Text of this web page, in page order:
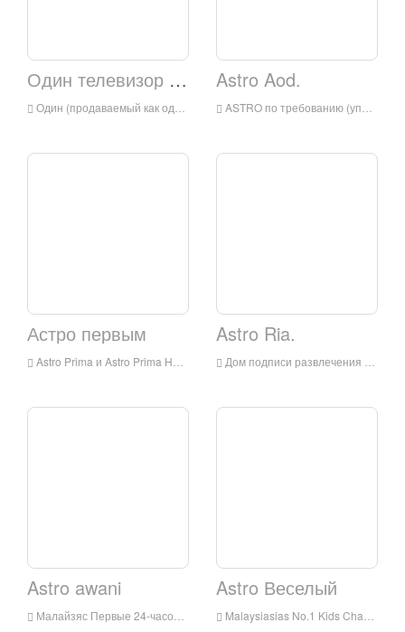
Один телевизор Азии
Один (продаваемый как одна телевизионная Азия, ранее по имени Sony One) - это телевизионный телевизионный канал Юго-Восточной Азии, принадлежащий Глобальным СМИ KC. Он доступен в Малайзии, Сингапуре, Брунеи и Индонезии. Он был запущен 1 октября 2010 года в 21:00 SST (20: 0
Astro Aod.
ASTRO по требованию (упрощенное как ASTRO AOD) - это кантонский язык драмы TV Channel Channel, установленная TVB и Astro. Он имеет новейшие TVBS Drama Series и транслирует в то же время, что и канал происхождения. Канал был офицер
Астро первым
Astro Prima и Astro Prima HD являются встроены встроенные каналы развлечений в Malay Language, принадлежащие Астро Малайзии, которые транслируются в основном в Malay
Astro Ria.
Дом подписи развлечения на фронте Astro Malay - Malay Entertainment Channel, который предлагает различные локальные программы, начиная от реальности, к выставлению забавных игр. Saluran Hiburan Melayu Utama - Saluran Hiburan Melayu Unggul Yan
Astro awani
Малайзяс Первые 24-часовые новости информационный канал - доставляющий углубленный анализ и сбалансированный, прозрачный охват новостей и текущих вопросов. Первые 24-часовые новости и информационные каналы в Малайзии - отображение местных и международных новостей
Astro Веселый
Malaysiasias No.1 Kids Channel - круглосуточный канал качества анимации, юмора, игровых шоу и реализование в реальном времени для малайзийских детей, все в Бахасе Малайзия. Детский канал № 1 в Малайзии - 24-часовой канал, который предлагает прогу